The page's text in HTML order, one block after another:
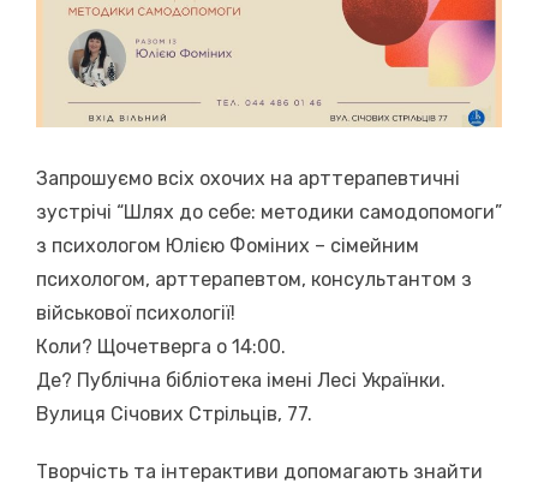
Запрошуємо всіх охочих на арттерапевтичні
зустрічі “Шлях до себе: методики самодопомоги”
з психологом Юлією Фоміних – сімейним
психологом, арттерапевтом, консультантом з
військової психології!
Коли? Щочетверга о 14:00.
Де? Публічна бібліотека імені Лесі Українки.
Вулиця Січових Стрільців, 77.
Творчість та інтерактиви допомагають знайти